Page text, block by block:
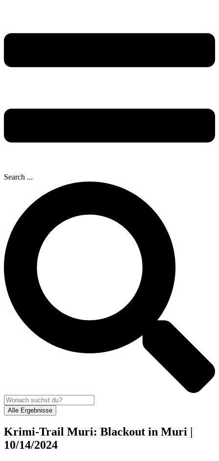
Search ...
Alle Ergebnisse
Krimi-Trail Muri: Blackout in Muri |
10/14/2024